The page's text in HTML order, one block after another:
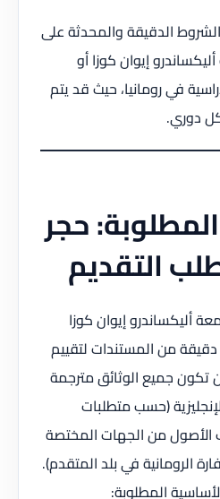
الدقيقة والمحدثة على
إيوان كوزا أو
في رومانيا، حيث قد يتم
دوري.
حجر
التقديم
أليكساندرو إيوان كوزا
من المستندات لتقييم
تكون جميع الوثائق مترجمة
(حسب متطلبات
من الجهات المختصة
الرومانية في بلد المتقدم).
المطلوبة: